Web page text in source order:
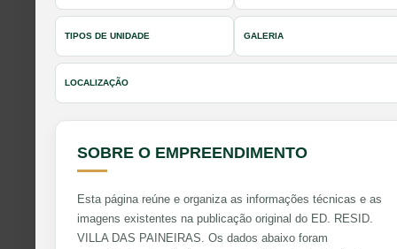
TIPOS DE UNIDADE GALERIA
LOCALIZAÇÃO
SOBRE O EMPREENDIMENTO
Esta página reúne e organiza as informações técnicas e as
imagens existentes na publicação original do ED. RESID.
VILLA DAS PAINEIRAS. Os dados abaixo foram